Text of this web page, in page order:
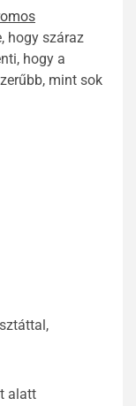
hogy száraz
hogy a
mint sok
alatt